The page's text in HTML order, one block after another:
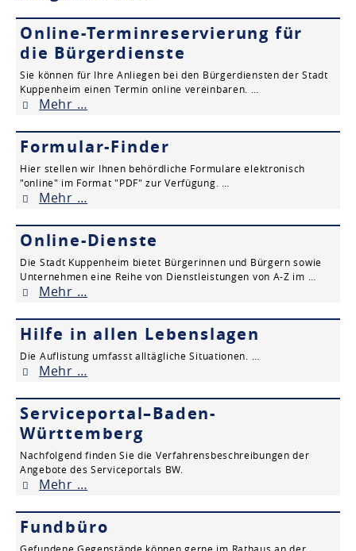
Online-Terminreservierung für
die Bürgerdienste
Sie können für Ihre Anliegen bei den Bürgerdiensten der Stadt
Kuppenheim einen Termin online vereinbaren. …
Mehr …
Formular-Finder
Hier stellen wir Ihnen behördliche Formulare elektronisch
"online" im Format "PDF" zur Verfügung. …
Mehr …
Online-Dienste
Die Stadt Kuppenheim bietet Bürgerinnen und Bürgern sowie
Unternehmen eine Reihe von Dienstleistungen von A-Z im …
Mehr …
Hilfe in allen Lebenslagen
Die Auflistung umfasst alltägliche Situationen. …
Mehr …
Serviceportal–Baden-
Württemberg
Nachfolgend finden Sie die Verfahrensbeschreibungen der
Angebote des Serviceportals BW.
Mehr …
Fundbüro